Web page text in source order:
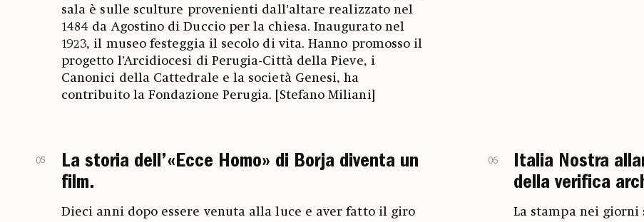
sala è sulle sculture provenienti dall’altare realizzato nel
1484 da Agostino di Duccio per la chiesa. Inaugurato nel
1923, il museo festeggia il secolo di vita. Hanno promosso il
progetto l’Arcidiocesi di Perugia-Città della Pieve, i
Canonici della Cattedrale e la società Genesi, ha
contribuito la Fondazione Perugia. [Stefano Miliani]
05
La storia dell’«Ecce Homo» di Borja diventa un
film.
Dieci anni dopo essere venuta alla luce e aver fatto il giro
06
Italia Nostra
della verifica
La stampa nei giorni